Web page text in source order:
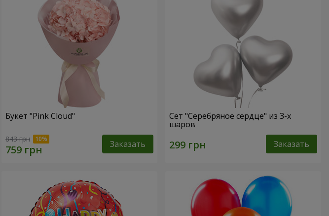
Букет "Pink Cloud"
843 грн Заказать
Сет "Серебряное сердце" из 3-х
шаров
Заказать